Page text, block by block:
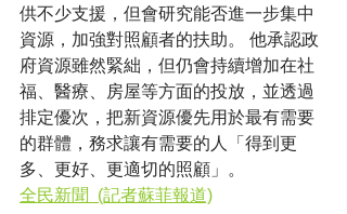
供不少支援，但會研究能否進一步集中
資源，加強對照顧者的扶助。 他承認政
府資源雖然緊絀，但仍會持續增加在社
福、醫療、房屋等方面的投放，並透過
排定優次，把新資源優先用於最有需要
的群體，務求讓有需要的人「得到更
多、更好、更適切的照顧」。
全民新聞  (記者蘇菲報道)